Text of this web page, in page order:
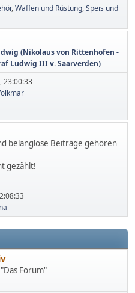
Waffen und Rüstung Speis und
(Nikolaus von Rittenhofen -
Ludwig III v. Saarverden)
23:00:33
belanglose Beiträge gehören
gezählt!
Forum"